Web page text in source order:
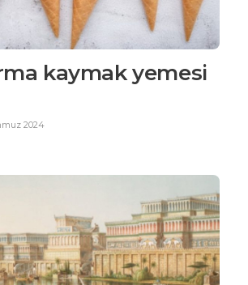
kaymak yemesi
2024